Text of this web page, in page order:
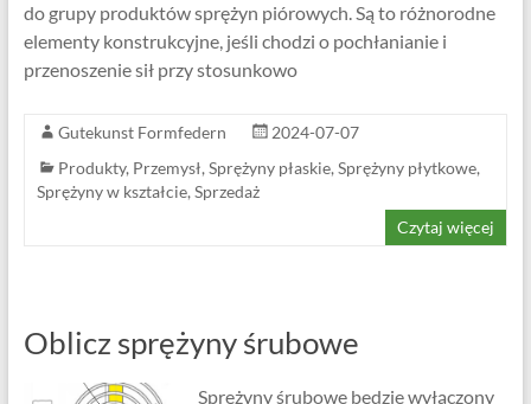
do grupy produktów sprężyn piórowych. Są to różnorodne
elementy konstrukcyjne, jeśli chodzi o pochłanianie i
przenoszenie sił przy stosunkowo
Gutekunst Formfedern
2024-07-07
Produkty, Przemysł, Sprężyny płaskie, Sprężyny płytkowe,
Sprężyny w kształcie, Sprzedaż
Czytaj więcej
Oblicz sprężyny śrubowe
Sprężyny śrubowe będzie wyłączony